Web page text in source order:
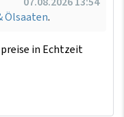
Ölsaaten.
in Echtzeit